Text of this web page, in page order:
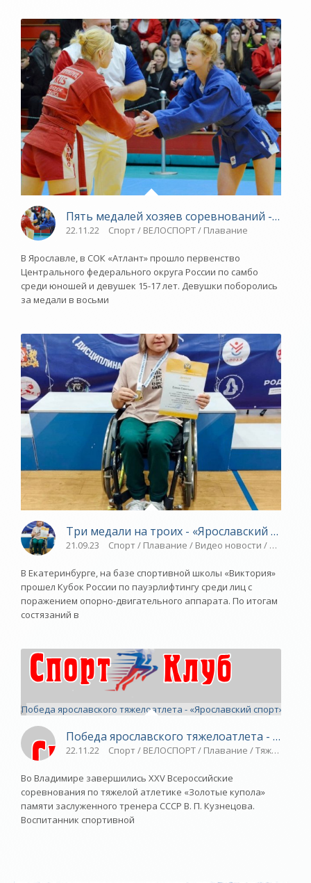
Пять медалей хозяев соревнований -
22.11.22 Спорт / ВЕЛОСПОРТ / Плавание
В Ярославле, в СОК «Атлант» прошло первенство
Центрального федерального округа России по самбо
среди юношей и девушек 15-17 лет. Девушки поборолись
за медали в восьми
Три медали на троих - «Ярославский спорт»
21.09.23 Спорт / Плавание / Видео новости /
В Екатеринбурге, на базе спортивной школы «Виктория»
прошел Кубок России по пауэрлифтингу среди лиц с
поражением опорно-двигательного аппарата. По итогам
состязаний в
Победа ярославского тяжелоатлета -
22.11.22 Спорт / ВЕЛОСПОРТ / Плавание / Тяжелая
Во Владимире завершились XXV Всероссийские
соревнования по тяжелой атлетике «Золотые купола»
памяти заслуженного тренера СССР В. П. Кузнецова.
Воспитанник спортивной